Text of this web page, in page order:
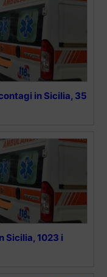
in Sicilia, 35
Sicilia, 1023 i